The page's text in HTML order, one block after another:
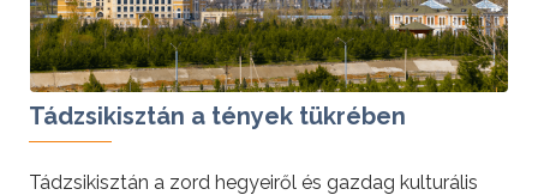
Tádzsikisztán a tények tükrében
Tádzsikisztán a zord hegyeiről és gazdag kulturális